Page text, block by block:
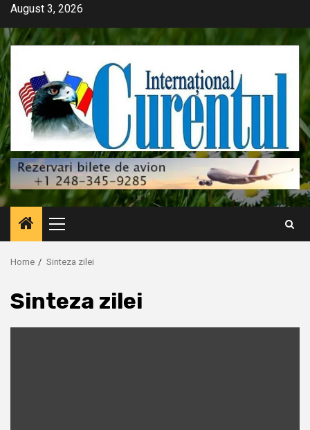
Skip
content
August 3, 2026
Primary
Menu
Home Sinteza zilei
Sinteza zilei